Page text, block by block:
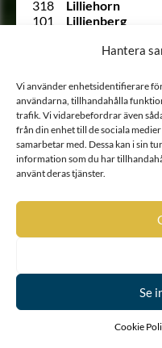
Hantera
Vi använder enhetsidentifierare
användarna, tillhandahålla
trafik. Vi vidarebefordrar även
från din enhet till de sociala
samarbetar med. Dessa kan i sin
information som du har
använt deras tjänster.
Se
Cookie
318
Lilliehorn
101
Lillienberg
Lindersköld
2172
Lorichs
Ointroducerad
af
2028
Lütkeman
2129 B
af Låstbom
2129 A
af Låstbom
1972 A
Mackenzie
2082 B
Mannerskantz
2182
Mannerstam
2119
Melanderhielm
103
Munck
Munck af